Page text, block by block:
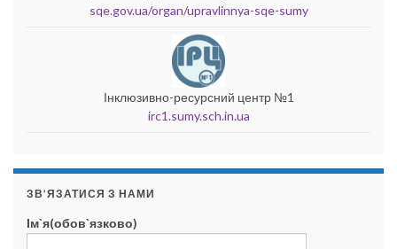
sqe.gov.ua/organ/upravlinnya-sqe-sumy
Інклюзивно-ресурсний центр №1
irc1.sumy.sch.in.ua
ЗВ’ЯЗАТИСЯ З НАМИ
Ім`я(обов`язково)